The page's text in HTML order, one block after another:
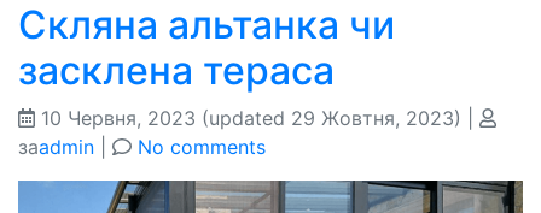
Скляна альтанка чи
засклена тераса
10 Червня, 2023 (updated 29 Жовтня, 2023)
заadmin No comments